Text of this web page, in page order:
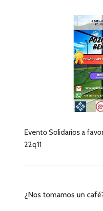
Evento Solidarios a
22q11
¿Nos tomamos un